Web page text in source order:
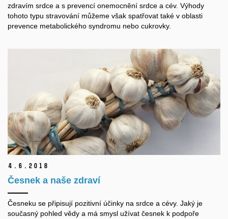
zdravím srdce a s prevencí onemocnění srdce a cév. Výhody
tohoto typu stravování můžeme však spatřovat také v oblasti
prevence metabolického syndromu nebo cukrovky.
4. 6. 2018
Česnek a naše zdraví
Česneku se připisují pozitivní účinky na srdce a cévy. Jaký je
současný pohled vědy a má smysl užívat česnek k podpoře